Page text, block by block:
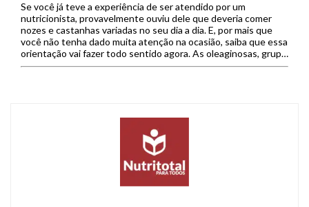
Se você já teve a experiência de ser atendido por um
nutricionista, provavelmente ouviu dele que deveria comer
nozes e castanhas variadas no seu dia a dia. E, por mais que
você não tenha dado muita atenção na ocasião, saiba que essa
orientação vai fazer todo sentido agora. As oleaginosas, grupo
representado por nozes, amêndoas, […]